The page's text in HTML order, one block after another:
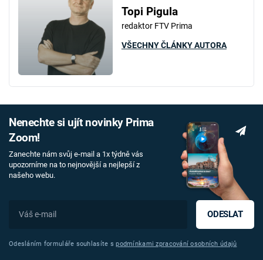
Topi Pigula
redaktor FTV Prima
VŠECHNY ČLÁNKY AUTORA
Nenechte si ujít novinky Prima
Zoom!
Zanechte nám svůj e-mail a 1x týdně vás
upozorníme na to nejnovější a nejlepší z
našeho webu.
ODESLAT
Odesláním formuláře souhlasíte spodmínkami zpracování osobních údajů